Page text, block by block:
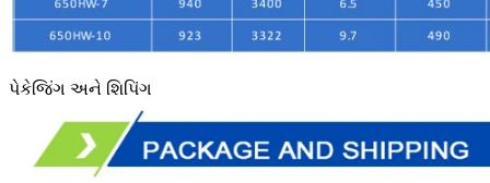
પેકેજિંગ અને શિપિંગ